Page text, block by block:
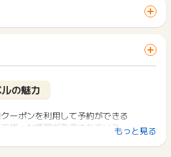
空券＋国内宿泊)
券＋国内宿泊）
空券＋海外宿泊＋α)
の施設のみ）
申し込みやお買い物が完了するまでの
）で他のサイトに移動した場合はポイン
ントGET 」ボタンを押した時とサービ
デバイス・ブラウザが異なる場合はポ
。
ービスをご利用される場合は、毎回
「 サイトへ行ってポイントGET 」ボ
ください。
合、広告主側で対象外とみなし、「獲
しては、1商品につき10円単位の金額
ト未満のものは切り捨てとなり、ポイ
せん。
イント等を利用して支払われた金額分
トタウンのポイント獲得の対象には含
ービスの都合もしくは会員様の都合で
ャンセルされた場合、ポイントが無効
す。
の魅力
ーポンを利用して予約ができる
様々な情報が発信されている
ンタカーなどの検索機能が使いやすい
もっと見る